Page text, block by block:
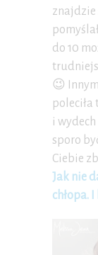
znajdzie
do 10
😉
poleciła
i
sporo
Ciebie
Jak nie
chłopa.